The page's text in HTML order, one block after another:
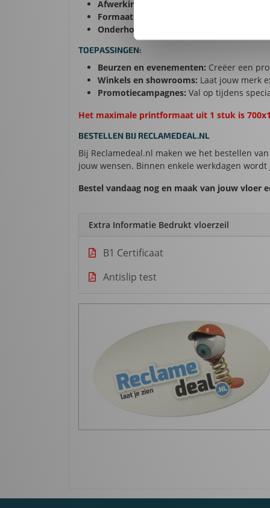
Afwerking:
Formaat:
Onderhoud:
Gemakkelijk schoon te
TOEPASSINGEN:
Beurzen en evenementen: Creëer een
Winkels en showrooms: Laat jouw merk
Promotiecampagnes: Val op tijdens
Het maximale printformaat uit 1 stuk is
BESTELLEN BIJ RECLAMEDEAL.NL
Bij Reclamedeal.nl maken we het bestellen
jouw wensen. Binnen enkele werkdagen
Bestel vandaag nog en maak van jouw vloer
Extra Informatie Bedrukt vloerzeil
B1 Certificaat
Antislip test